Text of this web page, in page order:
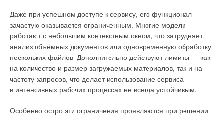
Даже при успешном доступе к сервису, его функционал
зачастую оказывается ограниченным. Многие модели
работают с небольшим контекстным окном, что затрудняет
анализ объёмных документов или одновременную обработку
нескольких файлов. Дополнительно действуют лимиты — как
на количество и размер загружаемых материалов, так и на
частоту запросов, что делает использование сервиса
в интенсивных рабочих процессах не всегда устойчивым.
Особенно остро эти ограничения проявляются при решении